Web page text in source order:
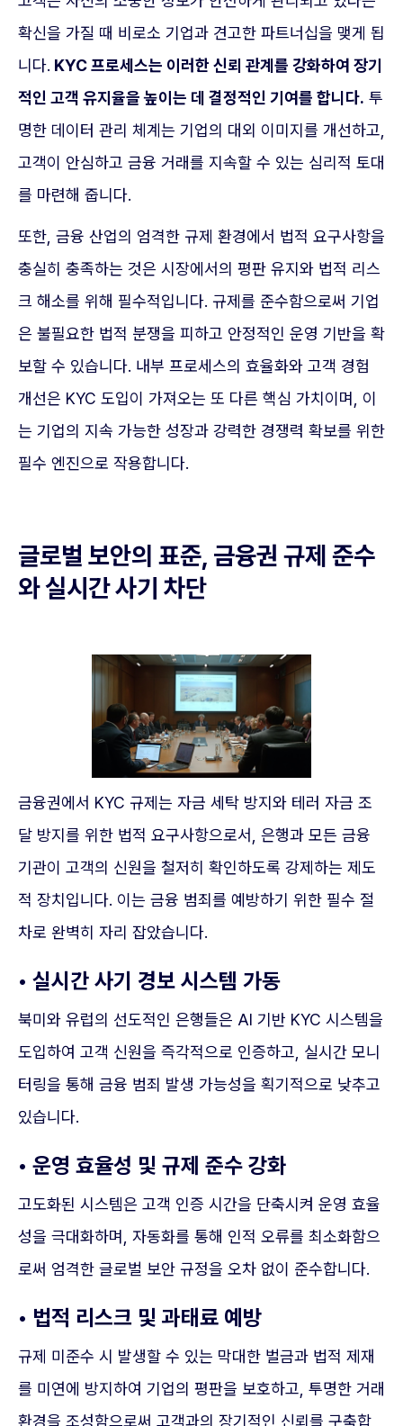
확신을 가질 때 비로소 기업과 견고한 파트너십을 맺게 됩
니다. KYC 프로세스는 이러한 신뢰 관계를 강화하여 장기
적인 고객 유지율을 높이는 데 결정적인 기여를 합니다. 투
명한 데이터 관리 체계는 기업의 대외 이미지를 개선하고,
고객이 안심하고 금융 거래를 지속할 수 있는 심리적 토대
를 마련해 줍니다.
또한, 금융 산업의 엄격한 규제 환경에서 법적 요구사항을
충실히 충족하는 것은 시장에서의 평판 유지와 법적 리스
크 해소를 위해 필수적입니다. 규제를 준수함으로써 기업
은 불필요한 법적 분쟁을 피하고 안정적인 운영 기반을 확
보할 수 있습니다. 내부 프로세스의 효율화와 고객 경험
개선은 KYC 도입이 가져오는 또 다른 핵심 가치이며, 이
는 기업의 지속 가능한 성장과 강력한 경쟁력 확보를 위한
필수 엔진으로 작용합니다.
글로벌 보안의 표준, 금융권 규제 준수
와 실시간 사기 차단
금융권에서 KYC 규제는 자금 세탁 방지와 테러 자금 조
달 방지를 위한 법적 요구사항으로서, 은행과 모든 금융
기관이 고객의 신원을 철저히 확인하도록 강제하는 제도
적 장치입니다. 이는 금융 범죄를 예방하기 위한 필수 절
차로 완벽히 자리 잡았습니다.
• 실시간 사기 경보 시스템 가동
북미와 유럽의 선도적인 은행들은 AI 기반 KYC 시스템을
도입하여 고객 신원을 즉각적으로 인증하고, 실시간 모니
터링을 통해 금융 범죄 발생 가능성을 획기적으로 낮추고
있습니다.
• 운영 효율성 및 규제 준수 강화
고도화된 시스템은 고객 인증 시간을 단축시켜 운영 효율
성을 극대화하며, 자동화를 통해 인적 오류를 최소화함으
로써 엄격한 글로벌 보안 규정을 오차 없이 준수합니다.
• 법적 리스크 및 과태료 예방
규제 미준수 시 발생할 수 있는 막대한 벌금과 법적 제재
를 미연에 방지하여 기업의 평판을 보호하고, 투명한 거래
환경을 조성함으로써 고객과의 장기적인 신뢰를 구축합